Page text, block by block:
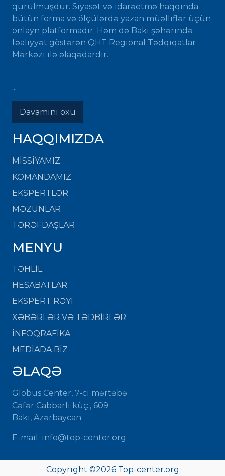
qurulmuşdur. Siyasət və idarəetmə haqqında
bütün forma və ölçülərdə yazan müəlliflər üçün
onlayn platformadır. Həm də Bakı şəhərində
fəaliyyət göstərən QHT Regional Tədqiqatlar
Mərkəzi ilə əlaqədardır.
...
Davamını oxu
HAQQIMIZDA
MISSIYAMIZ
KOMANDAMIZ
EKSPERTLƏR
MƏZUNLAR
TƏRƏFDAŞLAR
MENYU
TƏHLİL
HESABATLAR
EKSPERT RƏYİ
XƏBƏRLƏR VƏ TƏDBİRLƏR
İNFOQRAFİKA
MEDİADA BİZ
ƏLAQƏ
Globus Center, 7-ci mərtəbə
Cəfər Cabbarlı küç., 609
Bakı, Azərbaycan
E-mail: info@top-center.org
Copyright ©2026Top-center.org